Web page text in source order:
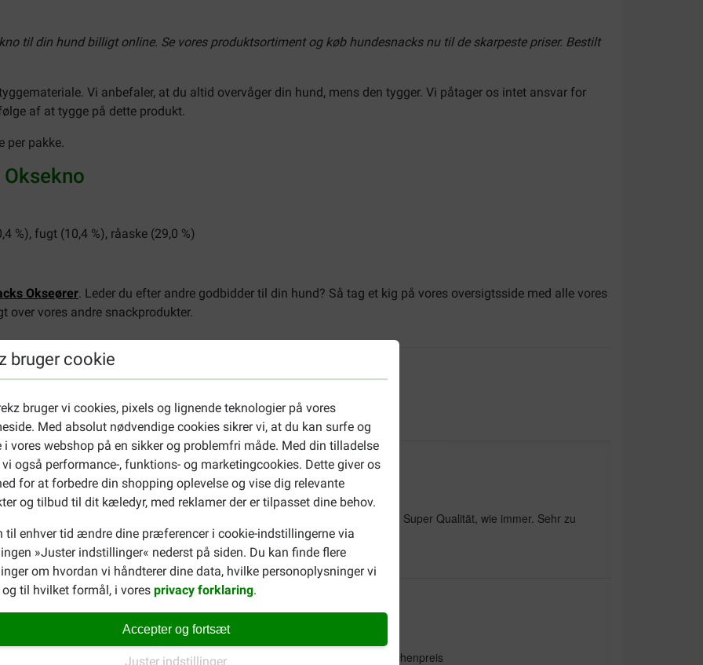
bruger cookie
bruger vi cookies, pixels og lignende teknologier på vores
Med absolut nødvendige cookies sikrer vi, at du kan surfe og
i vores webshop på en sikker og problemfri måde. Med din tilladelse
vi også performance-, funktions- og marketingcookies. Dette giver os
for at forbedre din shopping oplevelse og vise dig relevante
og tilbud til dit kæledyr, med reklamer der er tilpasset dine behov.
til enhver tid ændre dine præferencer i cookie-indstillingerne via
»Juster indstillinger« nederst på siden. Du kan finde flere
om hvordan vi håndterer dine data, hvilke personoplysninger vi
og til hvilket formål, i vores privacy forklaring.
Accepter og fortsæt
Juster indstillinger
til din hund billigt online. Se vores produktsortiment og køb hundesnacks nu til de skarpeste priser. Bestilt
Vi anbefaler, at du altid overvåger din hund, mens den tygger. Vi påtager os intet ansvar for
af at tygge på dette produkt.
per pakke.
%), fugt (10,4 %), råaske (29,0 %)
Okseører. Leder du efter andre godbidder til din hund? Så tag et kig på vores oversigtsside med alle vores
over vores andre snackprodukter.
Anette Herborn
02-04-2022
Ein sehr großer Spaß für meine Hunde. Super Qualität, wie immer. Sehr zu
empfehlen Für große Hunde ideal
Translate to English
17-06-2019
Ideal für größere Hunde zum Schnäppchenpreis